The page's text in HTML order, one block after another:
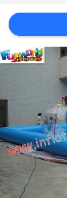
PRIVACY
POLICY